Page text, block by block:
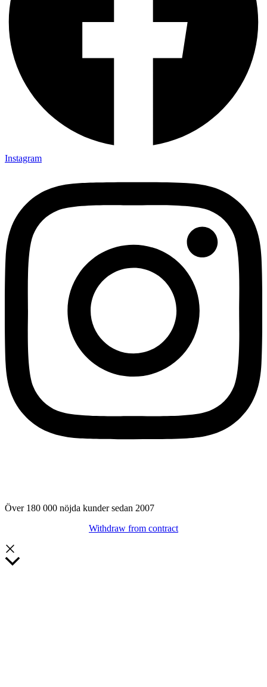
Instagram
Över 180 000 nöjda kunder sedan 2007
Withdraw from contract